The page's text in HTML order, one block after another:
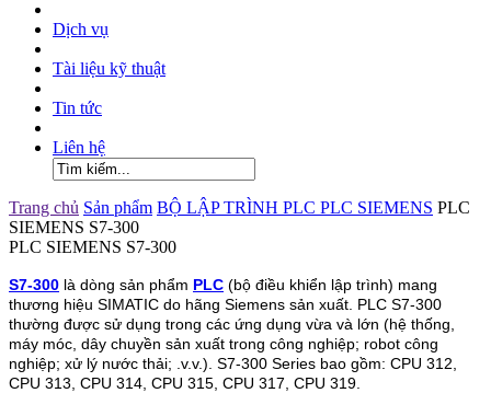
Dịch vụ
Tài liệu kỹ thuật
Tin tức
Liên hệ
Trang chủ Sản phẩm BỘ LẬP TRÌNH PLC PLC SIEMENS PLC
SIEMENS S7-300
PLC SIEMENS S7-300
S7-300 là dòng sản phẩm PLC (bộ điều khiển lập trình) mang
thương hiệu SIMATIC do hãng Siemens sản xuất. PLC S7-300
thường được sử dụng trong các ứng dụng vừa và lớn (hệ thống,
máy móc, dây chuyền sản xuất trong công nghiệp; robot công
nghiệp; xử lý nước thải; .v.v.). S7-300 Series bao gồm: CPU 312,
CPU 313, CPU 314, CPU 315, CPU 317, CPU 319.